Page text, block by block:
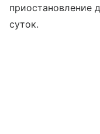
приостановление
суток.